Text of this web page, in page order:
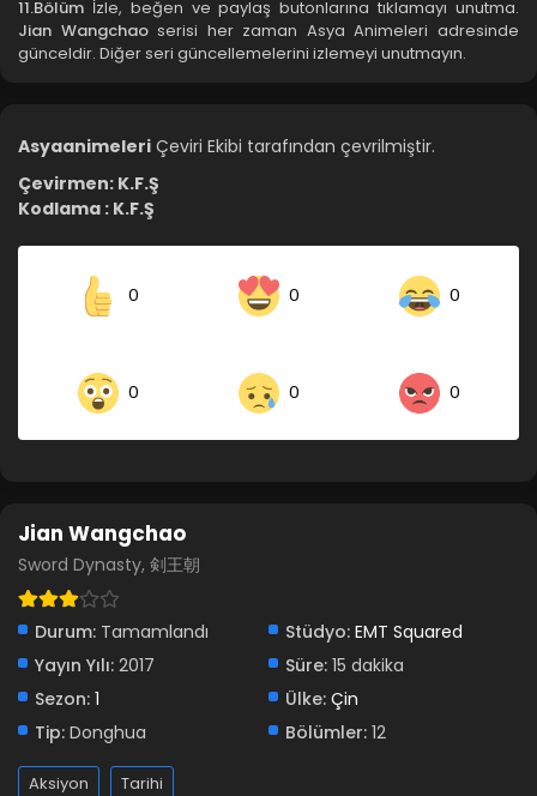
Jian Wangchao 1.Sezon 7.Bölüm
Jian Wangchao 1.Sezon 6.Bölüm
Blm 1 - Jian Wangchao 1.Sezon 1.Bölüm - Aralık 1, 2021
11.Bölüm İzle, beğen ve paylaş butonlarına tıklamayı unutma.
Jian Wangchaoserisi her zaman Asya Animeleri adresinde
günceldir. Diğer seri güncellemelerini izlemeyi unutmayın.
Asyaanimeleri Çeviri Ekibi tarafından çevrilmiştir.
Çevirmen: K.F.Ş
Kodlama : K.F.Ş
0 0 0
0 0 0
Jian Wangchao
Sword Dynasty, 剣王朝
Durum: Tamamlandı Stüdyo: EMT Squared
Yayın Yılı: 2017 Süre: 15 dakika
Sezon: 1 Ülke: Çin
Tip: Donghua Bölümler: 12
Aksiyon Tarihi